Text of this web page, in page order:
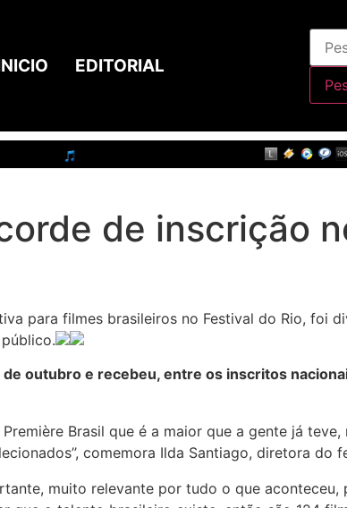
EDITORIAL
de inscrição
para filmes brasileiros no Festival do Rio, foi
de outubro e recebeu, entre os inscritos
Brasil que é a maior que a gente já
comemora Ilda Santiago, diretora do
muito relevante por tudo o que